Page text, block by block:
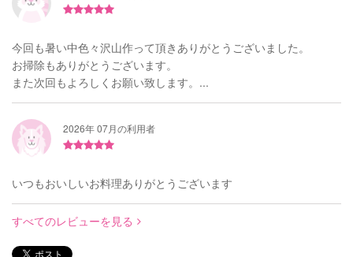
今回も暑い中色々沢山作って頂きありがとうございました。
お掃除もありがとうございます。
また次回もよろしくお願い致します。...
2026年 07月の利用者
いつもおいしいお料理ありがとうございます
すべてのレビューを見る